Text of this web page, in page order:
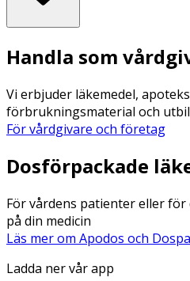
Handla som
Vi erbjuder läkemedel,
förbrukningsmaterial och
För vårdgivare och företag
Dosförpackade
För vårdens patienter eller
på din medicin
Läs mer om Apodos och
Ladda ner vår app